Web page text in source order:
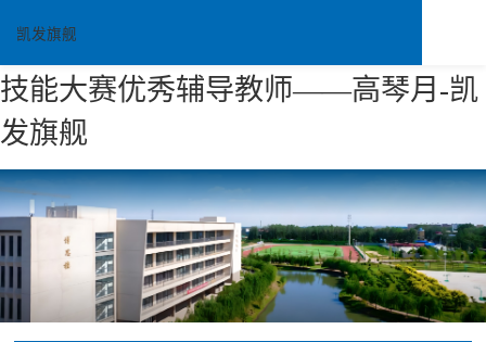
技能大赛优秀辅导教师——高琴月-凯
发旗舰
凯发旗舰